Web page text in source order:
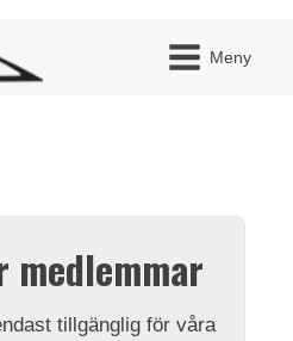
Meny
medlemmar
tillgänglig för våra